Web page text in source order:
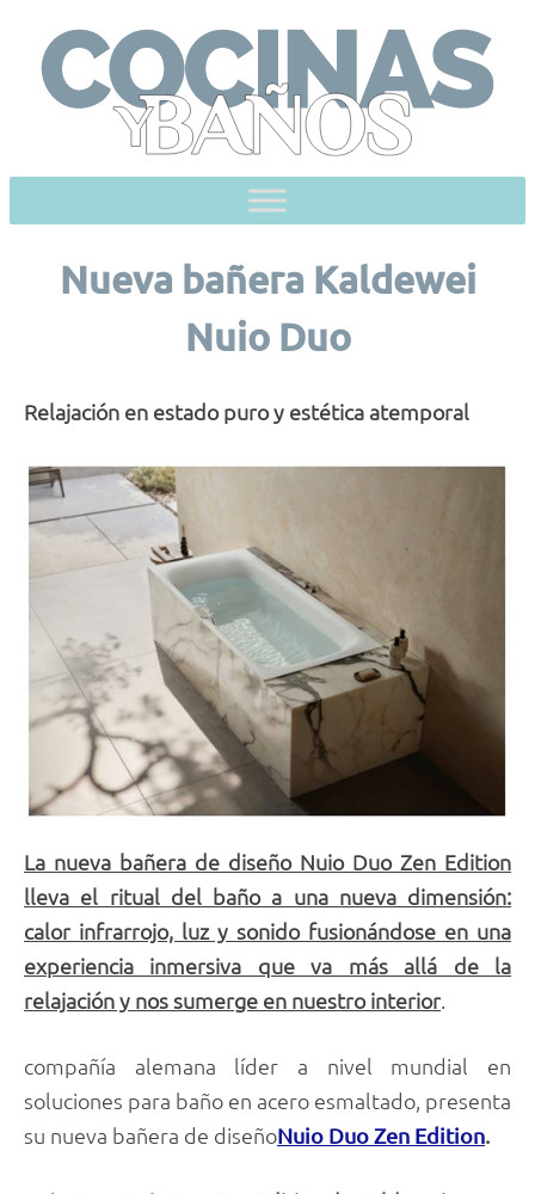
content
Nueva bañera Kaldewei
Nuio Duo
Relajación en estado puro y estética atemporal
La nueva bañera de diseño Nuio Duo Zen Edition
lleva el ritual del baño a una nueva dimensión:
calor infrarrojo, luz y sonido fusionándose en una
experiencia inmersiva que va más allá de la
relajación y nos sumerge en nuestro interior.
compañía alemana líder a nivel mundial en
soluciones para baño en acero esmaltado, presenta
su nueva bañera de diseñoNuio Duo Zen Edition.